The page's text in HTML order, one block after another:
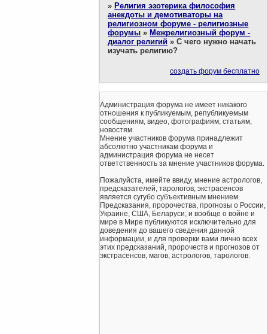
»Религия эзотерика философия
анекдоты и демотиваторы на
религиозном форуме - религиозные
форумы »Межрелигиозный форум -
диалог религий »С чего нужно начать
изучать религию?
создать форум бесплатно
Администрация форума не имеет никакого
отношения к публикуемым, републикуемым
сообщениям, видео, фотографиям, статьям,
новостям.
Мнение участников форума принадлежит
абсолютно участникам форума и
администрация форума не несет
ответственность за мнение участников форума.
Пожалуйста, имейте ввиду, мнение астрологов,
предсказателей, тарологов, экстрасенсов
является сугубо субъективным мнением.
Предсказания, пророчества, прогнозы о России,
Украине, США, Беларуси, и вообще о войне и
мире в Мире публикуются исключительно для
доведения до вашего сведения данной
информации, и для проверки вами лично всех
этих предсказаний, пророчеств и прогнозов от
экстрасенсов, магов, астрологов, тарологов.